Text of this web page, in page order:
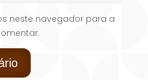
neste navegador para a